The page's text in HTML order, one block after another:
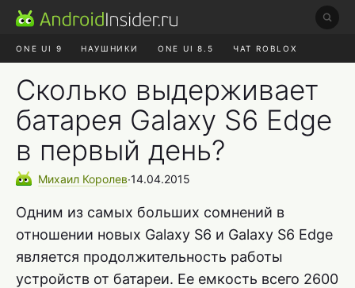
ONE UI 9 НАУШНИКИ ONE UI 8.5 ЧАТ ROBLOX
Сколько выдерживает
батарея Galaxy S6 Edge
в первый день?
Михаил Королев∙14.04.2015
Одним из самых больших сомнений в
отношении новых Galaxy S6 и Galaxy S6 Edge
является продолжительность работы
устройств от батареи. Ее емкость всего 2600